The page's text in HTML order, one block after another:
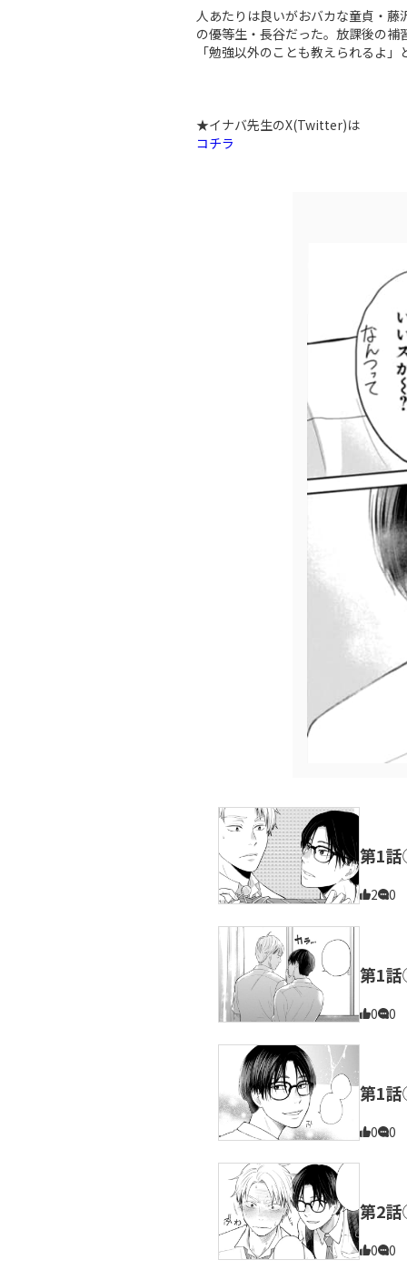
人あたりは良いがおバカな童貞・
の優等生・長谷だった。放課後の
「勉強以外のことも教えられるよ
★イナバ先生のX(Twitter)は
コチラ
第1
2 0
第1
0 0
第1
0 0
第2
0 0